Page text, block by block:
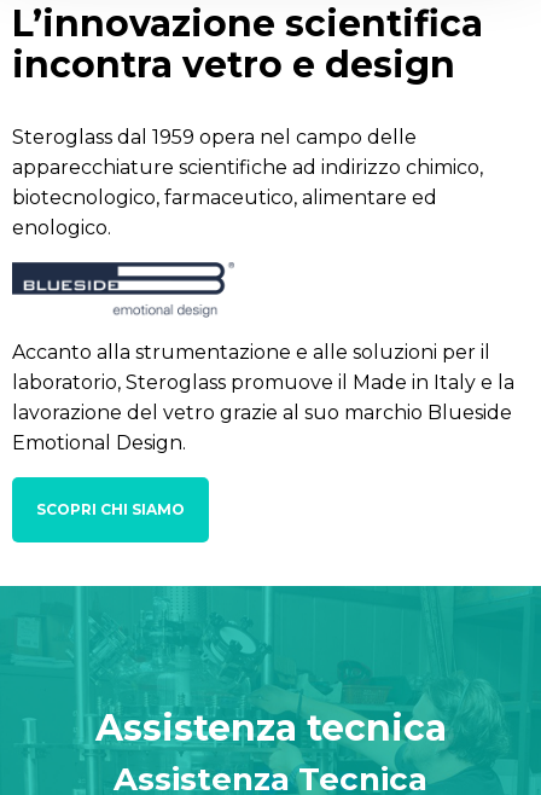
L’innovazione scientifica
incontra vetro e design
Steroglass dal 1959 opera nel campo delle
apparecchiature scientifiche ad indirizzo chimico,
biotecnologico, farmaceutico, alimentare ed
enologico.
Accanto alla strumentazione e alle soluzioni per il
laboratorio, Steroglass promuove il Made in Italy e la
lavorazione del vetro grazie al suo marchio Blueside
Emotional Design.
SCOPRI CHI SIAMO
Assistenza tecnica
Assistenza Tecnica